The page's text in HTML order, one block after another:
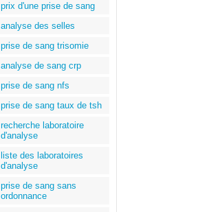
prix d'une prise de sang
analyse des selles
prise de sang trisomie
analyse de sang crp
prise de sang nfs
prise de sang taux de tsh
recherche laboratoire
d'analyse
liste des laboratoires
d'analyse
prise de sang sans
ordonnance